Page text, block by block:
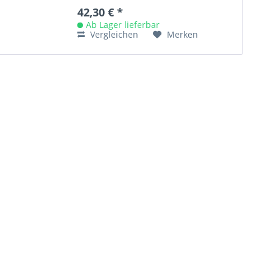
42,30 € *
Ab Lager lieferbar
Vergleichen
Merken